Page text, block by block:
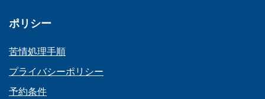
ポリシー
苦情処理手順
プライバシーポリシー
予約条件